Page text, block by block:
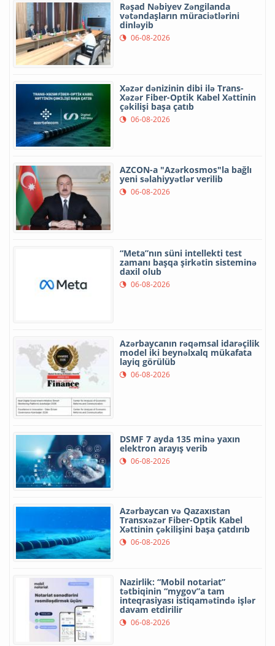
Rəşad Nəbiyev Zəngilanda
vətəndaşların müraciətlərini
dinləyib
06-08-2026
Xəzər dənizinin dibi ilə Trans-
Xəzər Fiber-Optik Kabel Xəttinin
çəkilişi başa çatıb
06-08-2026
AZCON-a "Azərkosmos"la bağlı
yeni səlahiyyətlər verilib
06-08-2026
“Meta”nın süni intellekti test
zamanı başqa şirkətin sisteminə
daxil olub
06-08-2026
Azərbaycanın rəqəmsal idarəçilik
model iki beynəlxalq mükafata
layiq görülüb
06-08-2026
DSMF 7 ayda 135 minə yaxın
elektron arayış verib
06-08-2026
Azərbaycan və Qazaxıstan
Transxəzər Fiber-Optik Kabel
Xəttinin çəkilişini başa çatdırıb
06-08-2026
Nazirlik: “Mobil notariat”
tətbiqinin “mygov”a tam
inteqrasiyası istiqamətində işlər
davam etdirilir
06-08-2026